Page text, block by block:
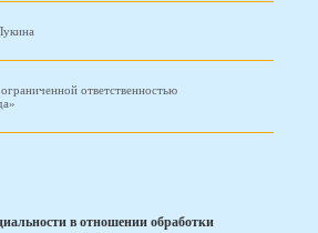
ответственностью
в отношении обработки